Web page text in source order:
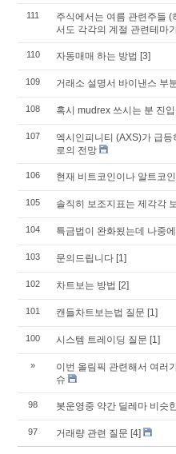
111
주식에서는 여름 관련주들
서도 각각의 계절 관련테마
110 자동매매 하는 방법 [3]
109 거래소 설명서 바이낸스 부
108 혹시 mudrex 쓰시는 분 진
107
엑시인피니티 (AXS)가 급
로의 전망
106 현재 비트코인이나 알트코
105 솔직히 보조지표는 제각각
104 특금법이 완화됬는데 나중
103 문의드립니다 [1]
102 차트보는 방법 [2]
101 캔들차트보는법 질문 [1]
100 시스템 트레이딩 질문 [1]
»
이번 올림픽 관련해서 여러
슈
98 봇운영중 약간 딜레마 비슷
97 거래량 관련 질문 [4]